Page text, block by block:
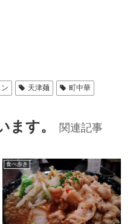
天津麺 町中華
ます。 関連記事
食べ歩き